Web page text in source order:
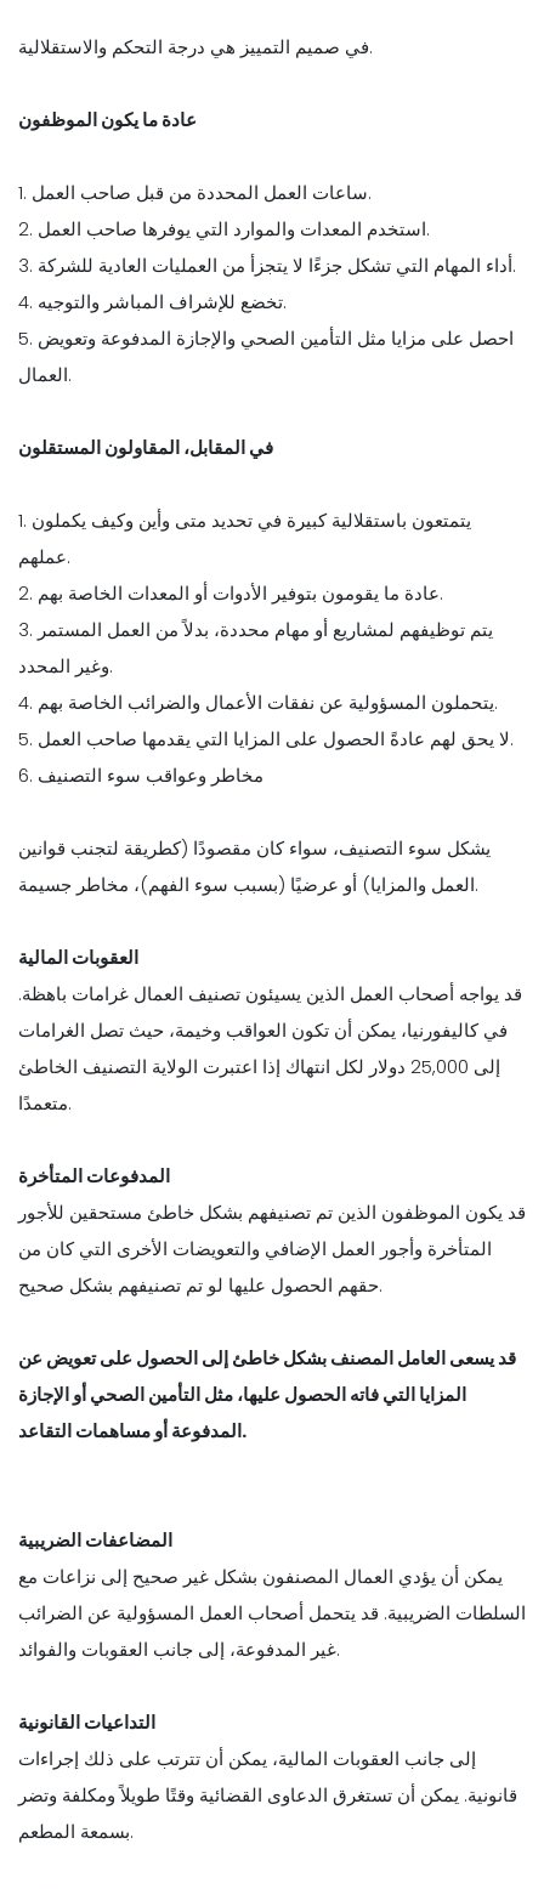
في صميم التمييز هي درجة التحكم والاستقلالية.
عادة ما يكون الموظفون
1. ساعات العمل المحددة من قبل صاحب العمل.
2. استخدم المعدات والموارد التي يوفرها صاحب العمل.
3. أداء المهام التي تشكل جزءًا لا يتجزأ من العمليات العادية للشركة.
4. تخضع للإشراف المباشر والتوجيه.
5. احصل على مزايا مثل التأمين الصحي والإجازة المدفوعة وتعويض
العمال.
في المقابل، المقاولون المستقلون
1. يتمتعون باستقلالية كبيرة في تحديد متى وأين وكيف يكملون
عملهم.
2. عادة ما يقومون بتوفير الأدوات أو المعدات الخاصة بهم.
3. يتم توظيفهم لمشاريع أو مهام محددة، بدلاً من العمل المستمر
وغير المحدد.
4. يتحملون المسؤولية عن نفقات الأعمال والضرائب الخاصة بهم.
5. لا يحق لهم عادةً الحصول على المزايا التي يقدمها صاحب العمل.
6. مخاطر وعواقب سوء التصنيف
يشكل سوء التصنيف، سواء كان مقصودًا (كطريقة لتجنب قوانين
العمل والمزايا) أو عرضيًا (بسبب سوء الفهم)، مخاطر جسيمة.
العقوبات المالية
قد يواجه أصحاب العمل الذين يسيئون تصنيف العمال غرامات باهظة.
في كاليفورنيا، يمكن أن تكون العواقب وخيمة، حيث تصل الغرامات
إلى 25,000 دولار لكل انتهاك إذا اعتبرت الولاية التصنيف الخاطئ
متعمدًا.
المدفوعات المتأخرة
قد يكون الموظفون الذين تم تصنيفهم بشكل خاطئ مستحقين للأجور
المتأخرة وأجور العمل الإضافي والتعويضات الأخرى التي كان من
حقهم الحصول عليها لو تم تصنيفهم بشكل صحيح.
قد يسعى العامل المصنف بشكل خاطئ إلى الحصول على تعويض عن
المزايا التي فاته الحصول عليها، مثل التأمين الصحي أو الإجازة
المدفوعة أو مساهمات التقاعد.
المضاعفات الضريبية
يمكن أن يؤدي العمال المصنفون بشكل غير صحيح إلى نزاعات مع
السلطات الضريبية. قد يتحمل أصحاب العمل المسؤولية عن الضرائب
غير المدفوعة، إلى جانب العقوبات والفوائد.
التداعيات القانونية
إلى جانب العقوبات المالية، يمكن أن تترتب على ذلك إجراءات
قانونية. يمكن أن تستغرق الدعاوى القضائية وقتًا طويلاً ومكلفة وتضر
بسمعة المطعم.